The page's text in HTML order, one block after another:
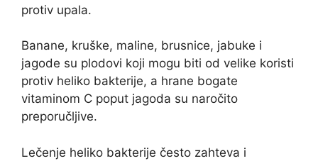
protiv upala.
Banane, kruške, maline, brusnice, jabuke i
jagode su plodovi koji mogu biti od velike koristi
protiv heliko bakterije, a hrane bogate
vitaminom C poput jagoda su naročito
preporučljive.
Lečenje heliko bakterije često zahteva i